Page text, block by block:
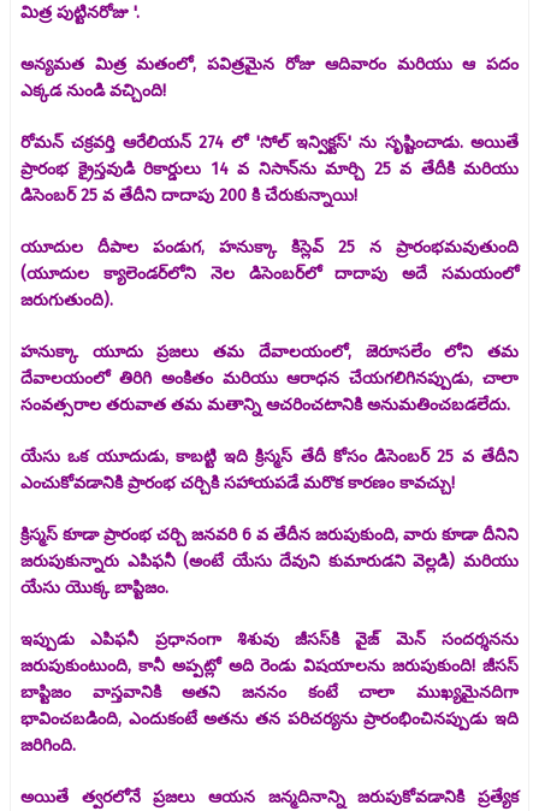
మిత్ర పుట్టినరోజు '.
అన్యమత మిత్ర మతంలో, పవిత్రమైన రోజు ఆదివారం మరియు ఆ పదం
ఎక్కడ నుండి వచ్చింది!
రోమన్ చక్రవర్తి ఆరేలియన్ 274 లో 'సోల్ ఇన్విక్టస్' ను సృష్టించాడు. అయితే
ప్రారంభ క్రైస్తవుడి రికార్డులు 14 వ నిసాన్‌ను మార్చి 25 వ తేదీకి మరియు
డిసెంబర్ 25 వ తేదీని దాదాపు 200 కి చేరుకున్నాయి!
యూదుల దీపాల పండుగ, హనుక్కా కిస్లెవ్ 25 న ప్రారంభమవుతుంది
(యూదుల క్యాలెండర్‌లోని నెల డిసెంబర్‌లో దాదాపు అదే సమయంలో
జరుగుతుంది).
హనుక్కా యూదు ప్రజలు తమ దేవాలయంలో, జెరూసలేం లోని తమ
దేవాలయంలో తిరిగి అంకితం మరియు ఆరాధన చేయగలిగినప్పుడు, చాలా
సంవత్సరాల తరువాత తమ మతాన్ని ఆచరించటానికి అనుమతించబడలేదు.
యేసు ఒక యూదుడు, కాబట్టి ఇది క్రిస్మస్ తేదీ కోసం డిసెంబర్ 25 వ తేదీని
ఎంచుకోవడానికి ప్రారంభ చర్చికి సహాయపడే మరొక కారణం కావచ్చు!
క్రిస్మస్ కూడా ప్రారంభ చర్చి జనవరి 6 వ తేదీన జరుపుకుంది, వారు కూడా దీనిని
జరుపుకున్నారు ఎపిఫనీ (అంటే యేసు దేవుని కుమారుడని వెల్లడి) మరియు
యేసు యొక్క బాప్టిజం.
ఇప్పుడు ఎపిఫనీ ప్రధానంగా శిశువు జీసస్‌కి వైజ్ మెన్ సందర్శనను
జరుపుకుంటుంది, కానీ అప్పట్లో అది రెండు విషయాలను జరుపుకుంది! జీసస్
బాప్టిజం వాస్తవానికి అతని జననం కంటే చాలా ముఖ్యమైనదిగా
భావించబడింది, ఎందుకంటే అతను తన పరిచర్యను ప్రారంభించినప్పుడు ఇది
జరిగింది.
అయితే త్వరలోనే ప్రజలు ఆయన జన్మదినాన్ని జరుపుకోవడానికి ప్రత్యేక